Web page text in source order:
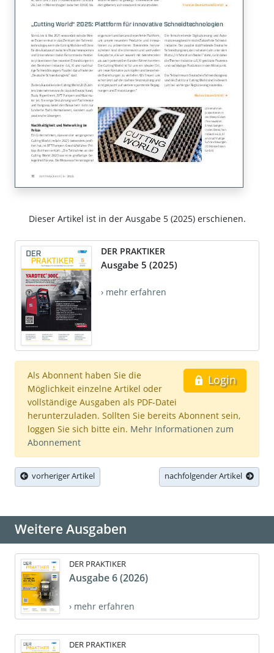
Dieser Artikel ist in der Ausgabe 5 (2025) erschienen.
DER PRAKTIKER
Ausgabe 5 (2025)
› mehr erfahren
Login
Als Abonnent haben Sie die
Möglichkeit einzelne Artikel oder
vollständige Ausgaben als PDF-Datei
herunterzuladen. Sollten Sie bereits Abonnent sein,
loggen Sie sich bitte ein. Mehr Informationen zum
Abonnement
vorheriger Artikel nachfolgender Artikel
Weitere Ausgaben
DER PRAKTIKER
Ausgabe 6 (2026)
› mehr erfahren
DER PRAKTIKER